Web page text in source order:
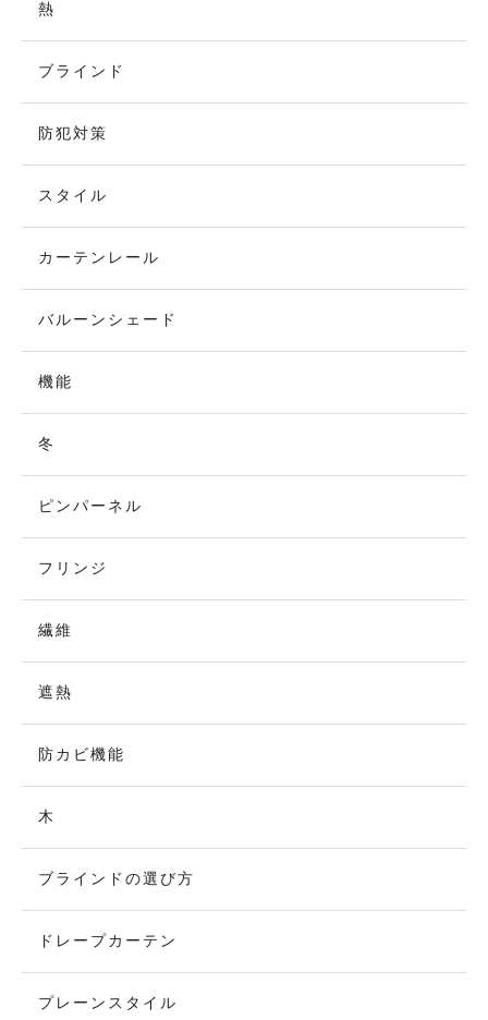
熱
ブラインド
防犯対策
スタイル
カーテンレール
バルーンシェード
機能
冬
ピンパーネル
フリンジ
繊維
遮熱
防カビ機能
木
ブラインドの選び方
ドレープカーテン
プレーンスタイル